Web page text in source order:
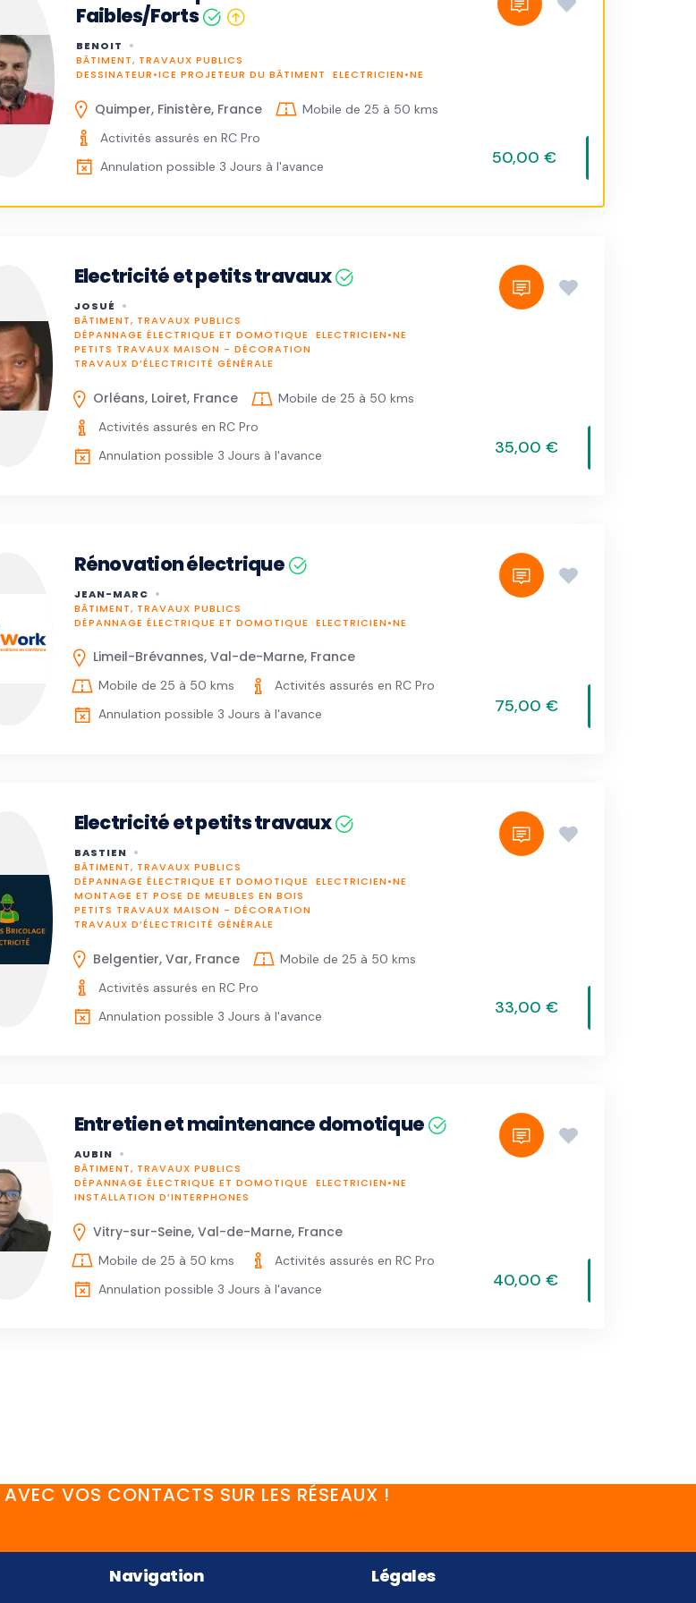
Faibles/Forts
BENOIT
BÂTIMENT, TRAVAUX PUBLICS
DESSINATEUR•ICE PROJETEUR DU BÂTIMENT
ELECTRICIEN•NE
Quimper, Finistère, France
Mobile de 25 à 50 kms
Activités assurés en RC Pro
Annulation possible 3 Jours à l'avance
50,00 €
Electricité et petits travaux
JOSUÉ
BÂTIMENT, TRAVAUX PUBLICS
DÉPANNAGE ÉLECTRIQUE ET DOMOTIQUE
ELECTRICIEN•NE
PETITS TRAVAUX MAISON - DÉCORATION
TRAVAUX D’ÉLECTRICITÉ GÉNÉRALE
Orléans, Loiret, France
Mobile de 25 à 50 kms
Activités assurés en RC Pro
Annulation possible 3 Jours à l'avance
35,00 €
Rénovation électrique
JEAN-MARC
BÂTIMENT, TRAVAUX PUBLICS
DÉPANNAGE ÉLECTRIQUE ET DOMOTIQUE
ELECTRICIEN•NE
Limeil-Brévannes, Val-de-Marne, France
Mobile de 25 à 50 kms
Activités assurés en RC Pro
Annulation possible 3 Jours à l'avance
75,00 €
Electricité et petits travaux
BASTIEN
BÂTIMENT, TRAVAUX PUBLICS
DÉPANNAGE ÉLECTRIQUE ET DOMOTIQUE
ELECTRICIEN•NE
MONTAGE ET POSE DE MEUBLES EN BOIS
PETITS TRAVAUX MAISON - DÉCORATION
TRAVAUX D’ÉLECTRICITÉ GÉNÉRALE
Belgentier, Var, France
Mobile de 25 à 50 kms
Activités assurés en RC Pro
Annulation possible 3 Jours à l'avance
33,00 €
Entretien et maintenance domotique
AUBIN
BÂTIMENT, TRAVAUX PUBLICS
DÉPANNAGE ÉLECTRIQUE ET DOMOTIQUE
ELECTRICIEN•NE
INSTALLATION D’INTERPHONES
Vitry-sur-Seine, Val-de-Marne, France
Mobile de 25 à 50 kms
Activités assurés en RC Pro
Annulation possible 3 Jours à l'avance
40,00 €
VOS CONTACTS SUR LES RÉSEAUX !
Navigation Légales